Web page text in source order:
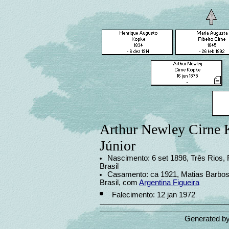
Arthur Newley Cirne
Júnior
Nascimento: 6 set 1898, Três Rios,
Brasil
Casamento: ca 1921, Matias
Brasil, com Argentina Figueira
Falecimento: 12 jan 1972
Generated